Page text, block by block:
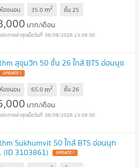
องนอน 35.0 m2 ชั้น25
บาท/เดือน
06/08/2026 13:09:00
สุขุมวิท 50 ชั้น 26 ใกล้ BTS อ่อนนุช
UPDATE !
องนอน 65.0 m2 ชั้น26
บาท/เดือน
06/08/2026 13:09:00
Sukhumvit 50 ใกล้ BTS อ่อนนุท
3103861) UPDATE !